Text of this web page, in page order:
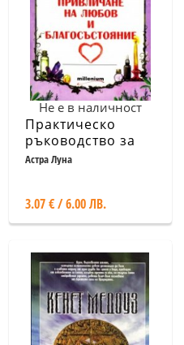
Не е в наличност
Практическо
ръководство за
Бяла магия -
благосъстояние
Астра Луна
3.07 € / 6.00 ЛВ.